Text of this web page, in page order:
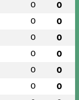
0 0
0 0
0 0
0 0
0 0
0 0